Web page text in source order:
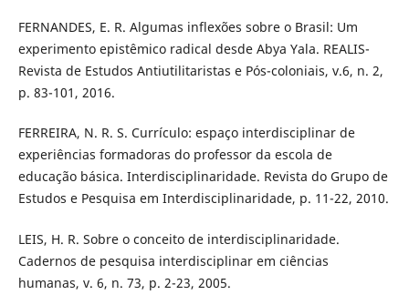
FERNANDES, E. R. Algumas inflexões sobre o Brasil: Um
experimento epistêmico radical desde Abya Yala. REALIS-
Revista de Estudos Antiutilitaristas e Pós-coloniais, v.6, n. 2,
p. 83-101, 2016.
FERREIRA, N. R. S. Currículo: espaço interdisciplinar de
experiências formadoras do professor da escola de
educação básica. Interdisciplinaridade. Revista do Grupo de
Estudos e Pesquisa em Interdisciplinaridade, p. 11-22, 2010.
LEIS, H. R. Sobre o conceito de interdisciplinaridade.
Cadernos de pesquisa interdisciplinar em ciências
humanas, v. 6, n. 73, p. 2-23, 2005.